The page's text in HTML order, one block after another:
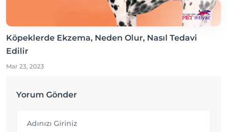
Köpeklerde Ekzema, Neden Olur, Nasıl Tedavi
Edilir
Mar 23, 2023
Yorum Gönder